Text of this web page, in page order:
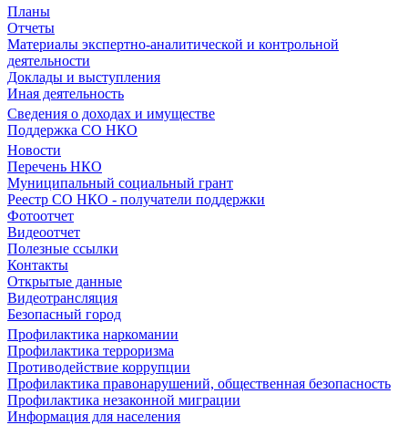
Планы
Отчеты
Материалы экспертно-аналитической и контрольной
деятельности
Доклады и выступления
Иная деятельность
Сведения о доходах и имуществе
Поддержка СО НКО
Новости
Перечень НКО
Муниципальный социальный грант
Реестр СО НКО - получатели поддержки
Фотоотчет
Видеоотчет
Полезные ссылки
Контакты
Открытые данные
Видеотрансляция
Безопасный город
Профилактика наркомании
Профилактика терроризма
Противодействие коррупции
Профилактика правонарушений, общественная безопасность
Профилактика незаконной миграции
Информация для населения